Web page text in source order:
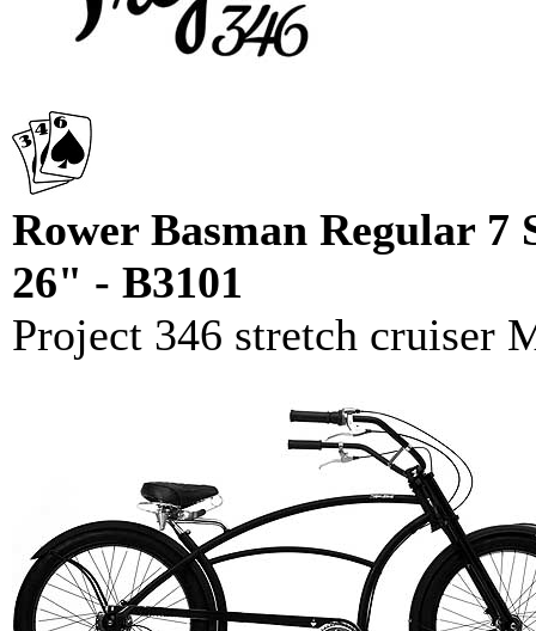
Rower Basman Regular
26" - B3101
Project 346 stretch cruiser